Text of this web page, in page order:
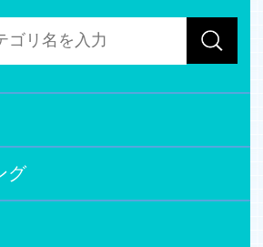
キラ」「ゆるふわ」｢劇画｣｢漫画｣の5
かがでしょうか。
。
会は無料です。
グ